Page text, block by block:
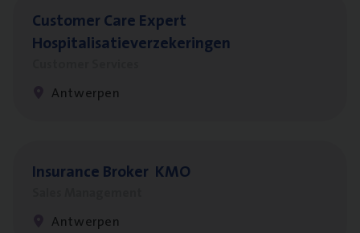
Cus­to­mer Care Expert
Hospitalisatieverzekeringen
Antwerpen
Insu­ran­ce Bro­ker KMO
Antwerpen